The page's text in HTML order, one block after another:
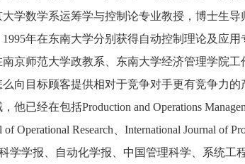
学数学系运筹学与控制论专业教授，博士生
1995年在东南大学分别获得自动控制理论及应
京师范大学政教系、东南大学经济管理学院
向目标顾客提供相对于竞争对手更有竞争力
他已经在包括Production and Operations
of Operational Research、International Journal of
科学学报、自动化学报、中国管理科学、系统